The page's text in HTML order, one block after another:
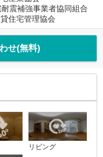
震補強事業者協同組合
住宅管理協会
せ(無料)
リビング